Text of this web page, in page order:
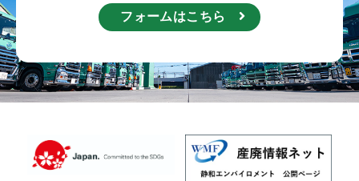
フォームはこちら